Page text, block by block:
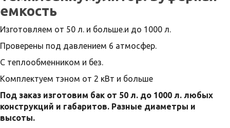
емкость
Изготовляем от 50 л. и больше.и до 1000 л.
Проверены под давлением 6 атмосфер.
С теплообменником и без.
Комплектуем тэном от 2 кВт и больше
Под заказ изготовим бак от 50 л. до 1000 л. любых
конструкций и габаритов. Разные диаметры и
высоты.